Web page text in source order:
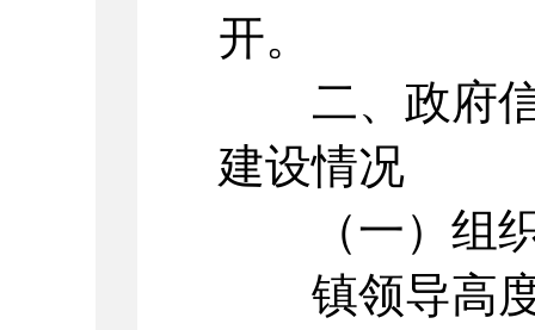
开。
二、政府信
建设情况
（一）组织
镇领导高度